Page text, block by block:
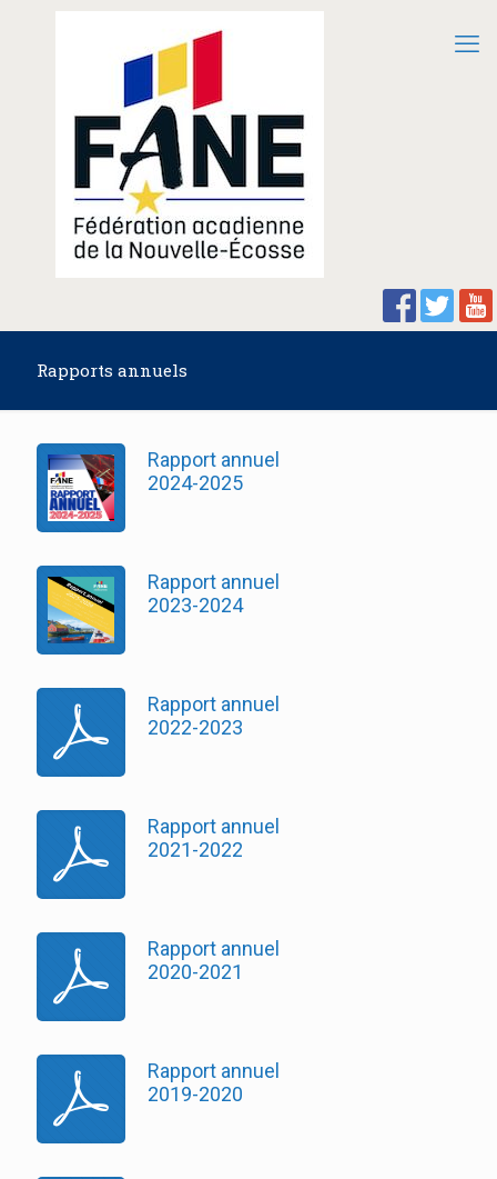
Rapports annuels
Rapport annuel
2024-2025
Rapport annuel
2023-2024
Rapport annuel
2022-2023
Rapport annuel
2021-2022
Rapport annuel
2020-2021
Rapport annuel
2019-2020